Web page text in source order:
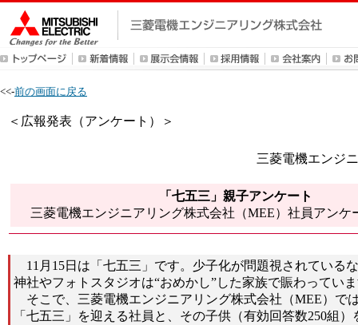
<<-前の画面に戻る
＜広報発表（アンケート）＞
三菱電機エンジ
「七五三」親子アンケート
三菱電機エンジニアリング株式会社（MEE）社員アンケ
11月15日は「七五三」です。少子化が問題視されている
神社やフォトスタジオは“おめかし”した家族で賑わってい
そこで、三菱電機エンジニアリング株式会社（MEE）で
「七五三」を迎える社員と、その子供（有効回答数250組